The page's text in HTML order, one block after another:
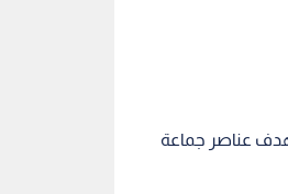
عناصر جماعة